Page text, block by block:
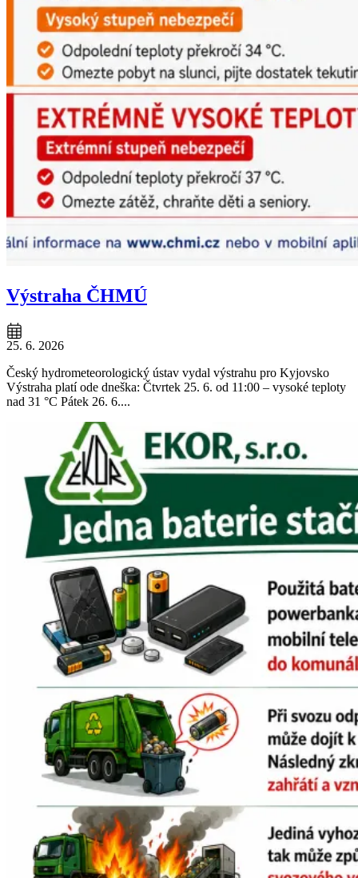
Výstraha ČHMÚ
25. 6. 2026
Český hydrometeorologický ústav vydal výstrahu pro Kyjovsko
Výstraha platí ode dneška: Čtvrtek 25. 6. od 11:00 – vysoké teploty
nad 31 °C Pátek 26. 6....